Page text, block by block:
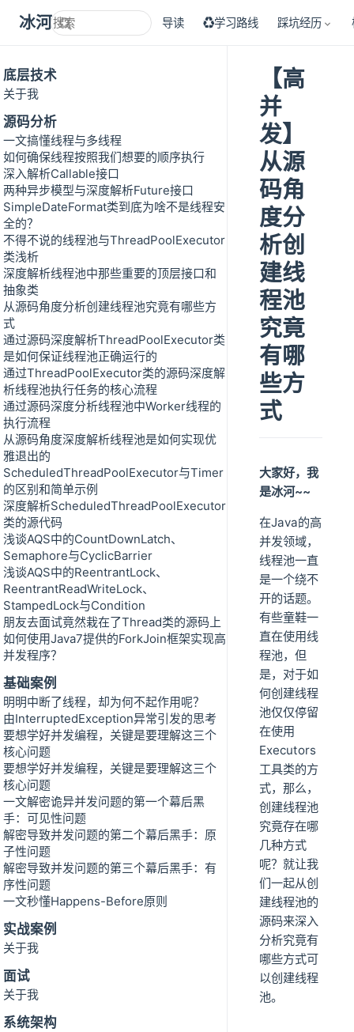
冰河技术 导读 ♻学习路线 踩坑经历
底层技术
关于我
源码分析
一文搞懂线程与多线程
如何确保线程按照我们想要的顺序执行
深入解析Callable接口
两种异步模型与深度解析Future接口
SimpleDateFormat类到底为啥不是线程安
全的？
不得不说的线程池与ThreadPoolExecutor
类浅析
深度解析线程池中那些重要的顶层接口和
抽象类
从源码角度分析创建线程池究竟有哪些方
式
通过源码深度解析ThreadPoolExecutor类
是如何保证线程池正确运行的
通过ThreadPoolExecutor类的源码深度解
析线程池执行任务的核心流程
通过源码深度分析线程池中Worker线程的
执行流程
从源码角度深度解析线程池是如何实现优
雅退出的
ScheduledThreadPoolExecutor与Timer
的区别和简单示例
深度解析ScheduledThreadPoolExecutor
类的源代码
浅谈AQS中的CountDownLatch、
Semaphore与CyclicBarrier
浅谈AQS中的ReentrantLock、
ReentrantReadWriteLock、
StampedLock与Condition
朋友去面试竟然栽在了Thread类的源码上
如何使用Java7提供的ForkJoin框架实现高
并发程序？
基础案例
明明中断了线程，却为何不起作用呢？
由InterruptedException异常引发的思考
要想学好并发编程，关键是要理解这三个
核心问题
要想学好并发编程，关键是要理解这三个
核心问题
一文解密诡异并发问题的第一个幕后黑
手：可见性问题
解密导致并发问题的第二个幕后黑手：原
子性问题
解密导致并发问题的第三个幕后黑手：有
序性问题
一文秒懂Happens-Before原则
实战案例
关于我
面试
关于我
系统架构
【高
并
发】
从源
码角
度分
析创
建线
程池
究竟
有哪
些方
式
大家好，我
是冰河~~
在Java的高
并发领域，
线程池一直
是一个绕不
开的话题。
有些童鞋一
直在使用线
程池，但
是，对于如
何创建线程
池仅仅停留
在使用
Executors
工具类的方
式，那么，
创建线程池
究竟存在哪
几种方式
呢？就让我
们一起从创
建线程池的
源码来深入
分析究竟有
哪些方式可
以创建线程
池。